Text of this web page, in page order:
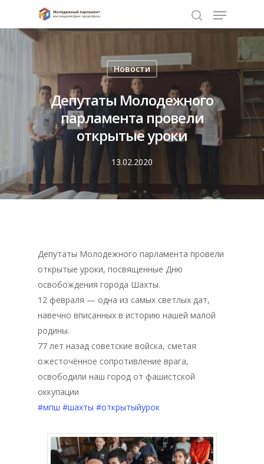
Нажмите Enter для поиска или ESC чтобы
закрыть
Новости
Депутаты Молодежного
парламента провели
открытые уроки
13.02.2020
Депутаты Молодежного парламента провели
открытые уроки, посвященные Дню
освобождения города Шахты.
12 февраля — одна из самых светлых дат,
навечно вписанных в историю нашей малой
родины.
77 лет назад советские войска, сметая
ожесточённое сопротивление врага,
освободили наш город от фашистской
оккупации
#мпш #шахты #открытыйурок